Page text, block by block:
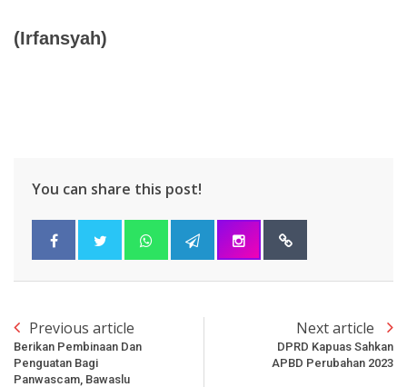
(Irfansyah)
You can share this post!
Previous article
Berikan Pembinaan Dan
Penguatan Bagi
Panwascam, Bawaslu
Next article
DPRD Kapuas Sahkan
APBD Perubahan 2023